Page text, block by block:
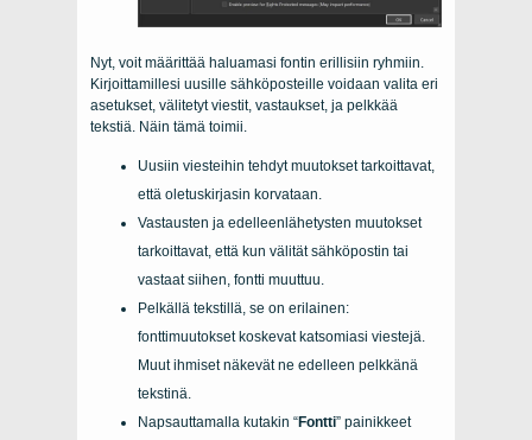
Nyt, voit määrittää haluamasi fontin erillisiin ryhmiin.
Kirjoittamillesi uusille sähköposteille voidaan valita eri
asetukset, välitetyt viestit, vastaukset, ja pelkkää
tekstiä. Näin tämä toimii.
Uusiin viesteihin tehdyt muutokset tarkoittavat,
että oletuskirjasin korvataan.
Vastausten ja edelleenlähetysten muutokset
tarkoittavat, että kun välität sähköpostin tai
vastaat siihen, fontti muuttuu.
Pelkällä tekstillä, se on erilainen:
fonttimuutokset koskevat katsomiasi viestejä.
Muut ihmiset näkevät ne edelleen pelkkänä
tekstinä.
Napsauttamalla kutakin “Fontti” painikkeet